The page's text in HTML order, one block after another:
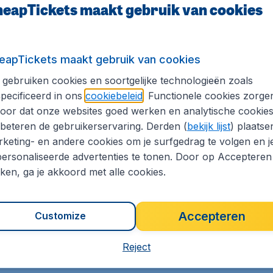
Airways
3 uur voor vertrek van de vlucht. De service is nog niet
op de luchthaven worden ingecheckt.
Je mag 1 stuk ruimbagage meenemen, met
jouw vlucht genieten van diverse films en muziek.
tijdens jouw vlucht, dient dit minimaal 48 uur
maakt gebruik van cookies
maakt gebruik van cookies
gebruiken cookies en soortgelijke technologieën zoals
in ons cookiebeleid. Functionele cookies
dat onze websites goed werken en analytische cookies
de gebruikerservaring. Derden (bekijk lijst)
en andere cookies om je surfgedrag te volgen en
advertenties te tonen. Door op
ga je akkoord met alle cookies.
Accepteren
Customize
Reject